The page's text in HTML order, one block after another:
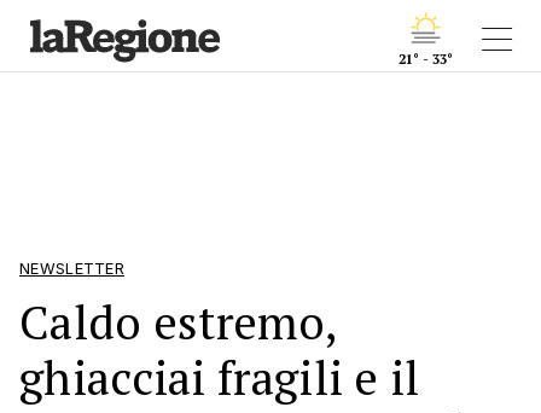
21° - 33°
NEWSLETTER
Caldo estremo,
ghiacciai fragili e il